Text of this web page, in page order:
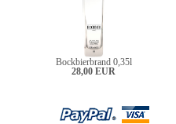
Bockbierbrand 0,35l
28,00 EUR